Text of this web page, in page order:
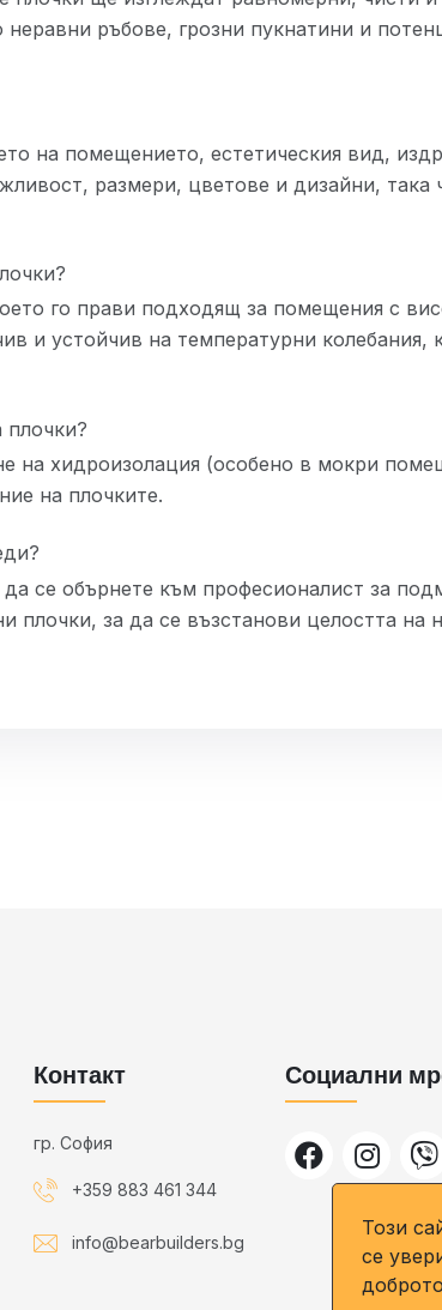
Този
се
ръбове, грозни пукнатини и
на помещението, естетическия вид,
размери, цветове и дизайни, така
го прави подходящ за помещения с
и устойчив на температурни колебания,
плочки?
на хидроизолация (особено в мокри
на плочките.
се обърнете към професионалист за
за да се възстанови целостта на
Контакт
гр. София
+359 883 461 344
info@bearbuilders.bg
Социални